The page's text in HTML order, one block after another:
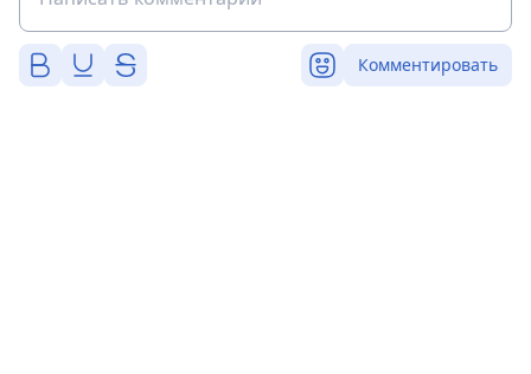
Комментировать